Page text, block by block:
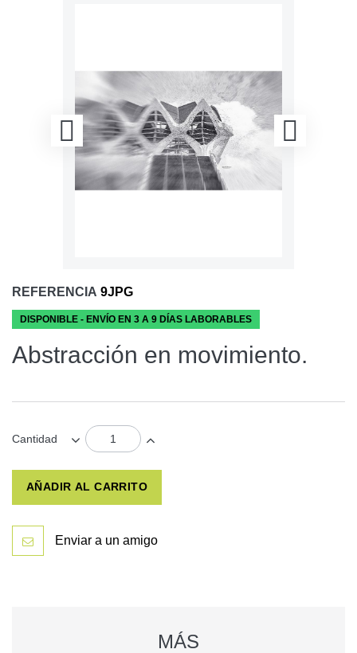
REFERENCIA 9JPG
DISPONIBLE - ENVÍO EN 3 A 9 DÍAS LABORABLES
Abstracción en movimiento.
Cantidad
AÑADIR AL CARRITO
Enviar a un amigo
MÁS